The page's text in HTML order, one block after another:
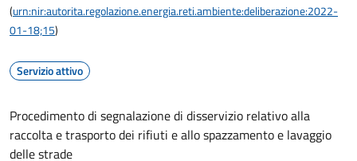
(urn:nir:autorita.regolazione.energia.reti.ambiente:deliberazione:2022-
01-18;15)
Servizio attivo
Procedimento di segnalazione di disservizio relativo alla
raccolta e trasporto dei rifiuti e allo spazzamento e lavaggio
delle strade